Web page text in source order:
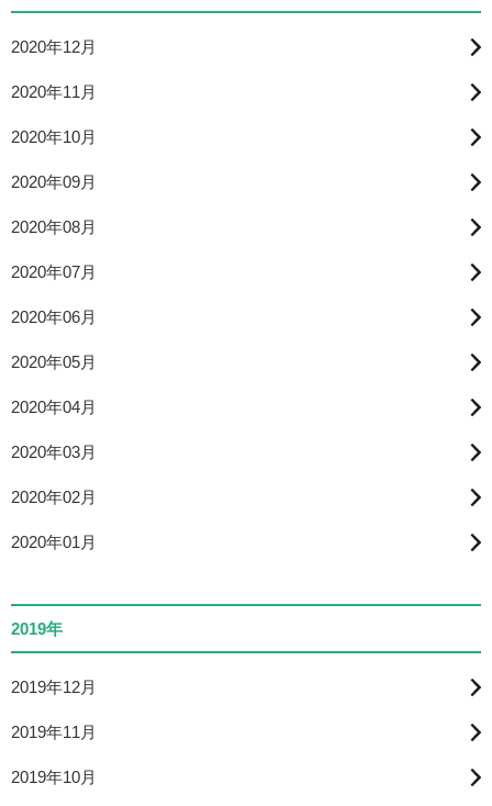
2020年12月
2020年11月
2020年10月
2020年09月
2020年08月
2020年07月
2020年06月
2020年05月
2020年04月
2020年03月
2020年02月
2020年01月
2019年
2019年12月
2019年11月
2019年10月